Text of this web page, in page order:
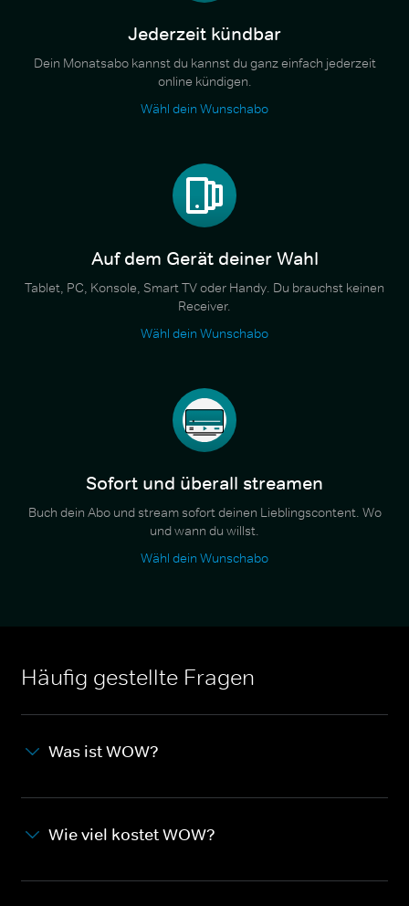
Jederzeit kündbar
Dein Monatsabo kannst du kannst du ganz einfach jederzeit
online kündigen.
Wähl dein Wunschabo
Auf dem Gerät deiner Wahl
Tablet, PC, Konsole, Smart TV oder Handy. Du brauchst keinen
Receiver.
Wähl dein Wunschabo
Sofort und überall streamen
Buch dein Abo und stream sofort deinen Lieblingscontent. Wo
und wann du willst.
Wähl dein Wunschabo
Häufig gestellte Fragen
Was ist WOW?
Wie viel kostet WOW?